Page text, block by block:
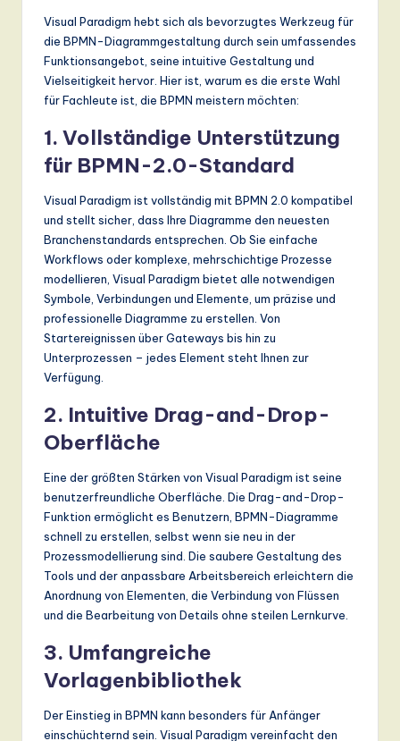
Visual Paradigm hebt sich als bevorzugtes Werkzeug für
die BPMN-Diagrammgestaltung durch sein umfassendes
Funktionsangebot, seine intuitive Gestaltung und
Vielseitigkeit hervor. Hier ist, warum es die erste Wahl
für Fachleute ist, die BPMN meistern möchten:
1. Vollständige Unterstützung
für BPMN-2.0-Standard
Visual Paradigm ist vollständig mit BPMN 2.0 kompatibel
und stellt sicher, dass Ihre Diagramme den neuesten
Branchenstandards entsprechen. Ob Sie einfache
Workflows oder komplexe, mehrschichtige Prozesse
modellieren, Visual Paradigm bietet alle notwendigen
Symbole, Verbindungen und Elemente, um präzise und
professionelle Diagramme zu erstellen. Von
Startereignissen über Gateways bis hin zu
Unterprozessen – jedes Element steht Ihnen zur
Verfügung.
2. Intuitive Drag-and-Drop-
Oberfläche
Eine der größten Stärken von Visual Paradigm ist seine
benutzerfreundliche Oberfläche. Die Drag-and-Drop-
Funktion ermöglicht es Benutzern, BPMN-Diagramme
schnell zu erstellen, selbst wenn sie neu in der
Prozessmodellierung sind. Die saubere Gestaltung des
Tools und der anpassbare Arbeitsbereich erleichtern die
Anordnung von Elementen, die Verbindung von Flüssen
und die Bearbeitung von Details ohne steilen Lernkurve.
3. Umfangreiche
Vorlagenbibliothek
Der Einstieg in BPMN kann besonders für Anfänger
einschüchternd sein. Visual Paradigm vereinfacht den